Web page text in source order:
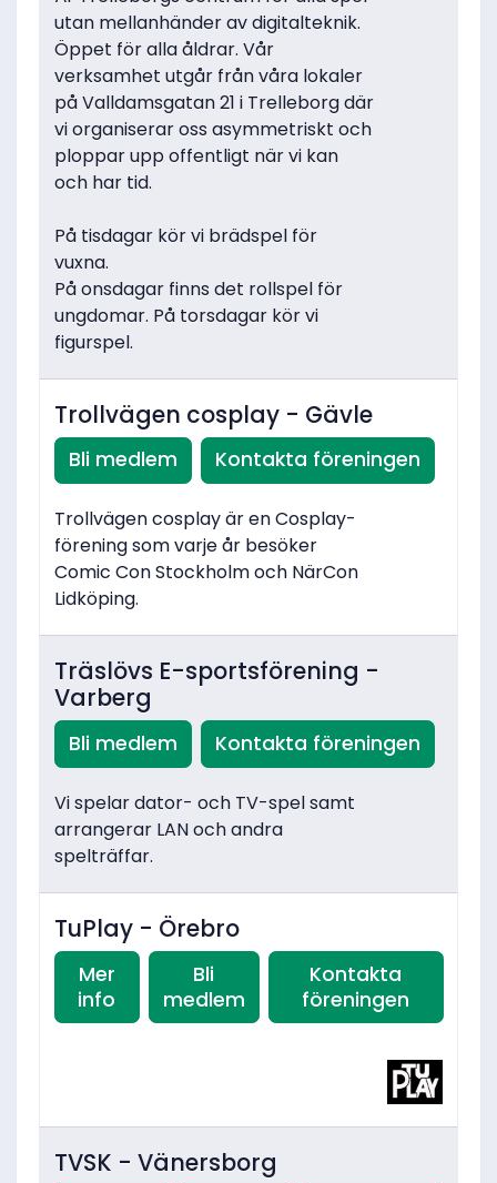
utan mellanhänder av digitalteknik.
Öppet för alla åldrar. Vår
verksamhet utgår från våra lokaler
på Valldamsgatan 21 i Trelleborg där
vi organiserar oss asymmetriskt och
ploppar upp offentligt när vi kan
och har tid.
På tisdagar kör vi brädspel för
vuxna.
På onsdagar finns det rollspel för
ungdomar. På torsdagar kör vi
figurspel.
Trollvägen cosplay - Gävle
Bli medlem Kontakta föreningen
Trollvägen cosplay är en Cosplay-
förening som varje år besöker
Comic Con Stockholm och NärCon
Lidköping.
Träslövs E-sportsförening -
Varberg
Bli medlem Kontakta föreningen
Vi spelar dator- och TV-spel samt
arrangerar LAN och andra
spelträffar.
TuPlay - Örebro
Mer
info
Bli
medlem
Kontakta
föreningen
TVSK - Vänersborg